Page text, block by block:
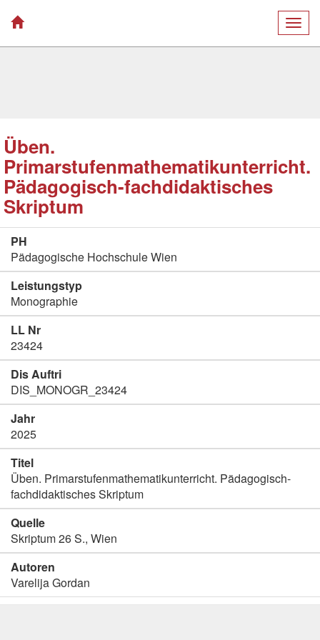
Üben.
Primarstufenmathematikunterricht.
Pädagogisch-fachdidaktisches
Skriptum
PH
Pädagogische Hochschule Wien
Leistungstyp
Monographie
LL Nr
23424
Dis Auftri
DIS_MONOGR_23424
Jahr
2025
Titel
Üben. Primarstufenmathematikunterricht. Pädagogisch-
fachdidaktisches Skriptum
Quelle
Skriptum 26 S., Wien
Autoren
Varelija Gordan